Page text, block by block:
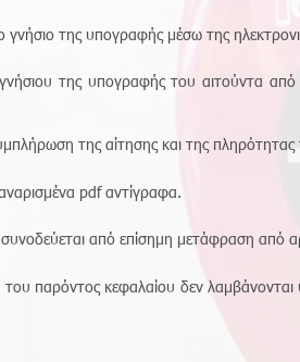
γνήσιο της υπογραφής μέσω της
της υπογραφής του αιτούντα από
της αίτησης και της
pdf αντίγραφα.
από επίσημη μετάφραση από
παρόντος κεφαλαίου δεν λαμβάνονται